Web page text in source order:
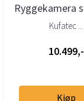
Ryggekamera
A1 2021 →
Kufatec ...
10.499,-
Kjøp